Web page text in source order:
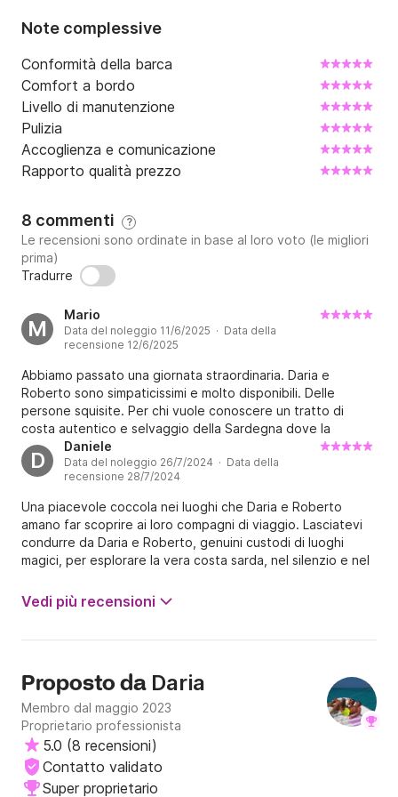
Note complessive
Conformità della barca
Comfort a bordo
Livello di manutenzione
Pulizia
Accoglienza e comunicazione
Rapporto qualità prezzo
8 commenti ?
Le recensioni sono ordinate in base al loro voto (le migliori
prima)
Tradurre
M
Mario
Data del noleggio 11/6/2025 · Data della
recensione 12/6/2025
Abbiamo passato una giornata straordinaria. Daria e
Roberto sono simpaticissimi e molto disponibili. Delle
persone squisite. Per chi vuole conoscere un tratto di
costa autentico e selvaggio della Sardegna dove la
bellezza della natura e del mare sono mozzafiato questa è
un esperienza da non perdere! Indimenticabile.
Ritorneremo
D
Daniele
Data del noleggio 26/7/2024 · Data della
recensione 28/7/2024
Una piacevole coccola nei luoghi che Daria e Roberto
amano far scoprire ai loro compagni di viaggio. Lasciatevi
condurre da Daria e Roberto, genuini custodi di luoghi
magici, per esplorare la vera costa sarda, nel silenzio e nel
meravigliose.
Vedi più recensioni
Proposto da Daria
Membro dal maggio 2023
Proprietario professionista
5.0 (8 recensioni)
Contatto validato
Super proprietario